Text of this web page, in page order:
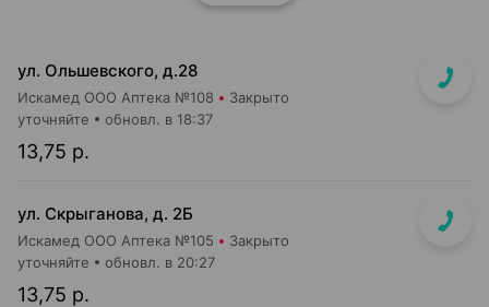
ул. Ольшевского, д.28
Искамед ООО Аптека №108 Закрыто
13,75 р.
уточняйте обновл. в 18:37
ул. Скрыганова, д. 2Б
Искамед ООО Аптека №105 Закрыто
13,75 р.
уточняйте обновл. в 20:27